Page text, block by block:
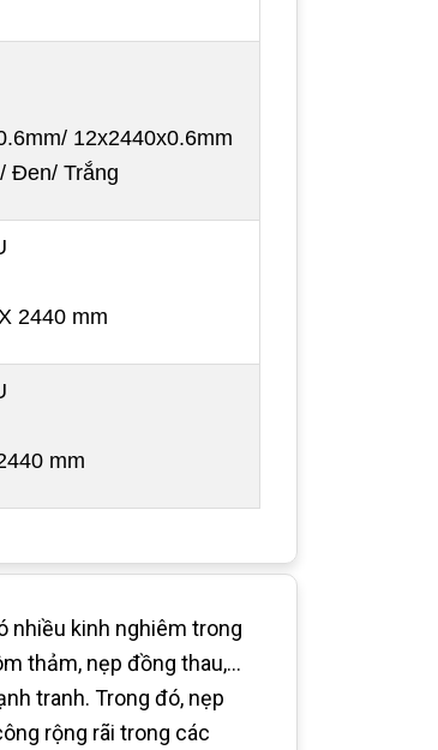
12x2440x0.6mm
Đen/ Trắng
2440 mm
mm
nhiều kinh nghiêm trong
thảm, nẹp đồng thau,…
tranh. Trong đó, nẹp
rộng rãi trong các